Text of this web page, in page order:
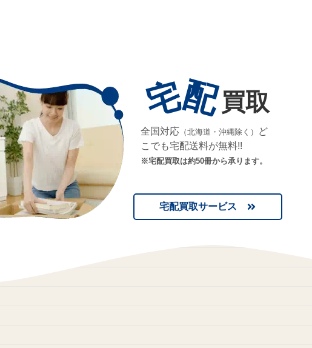
宅配買取
宅配買取サービス
全国対応 （北海道・沖縄除く）
ど
こでも宅配送料が無料!!
※宅配買取は約50冊から承ります。